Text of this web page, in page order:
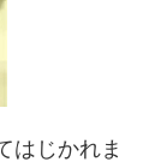
はじかれま